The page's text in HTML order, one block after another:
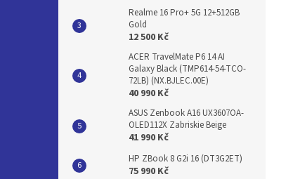
Realme 16 Pro+ 5G 12+512GB
Gold
12 500 Kč
ACER TravelMate P6 14 AI
Galaxy Black (TMP614-54-TCO-
72LB) (NX.BJLEC.00E)
40 990 Kč
ASUS Zenbook A16 UX3607OA-
OLED112X Zabriskie Beige
41 990 Kč
HP ZBook 8 G2i 16 (DT3G2ET)
75 990 Kč